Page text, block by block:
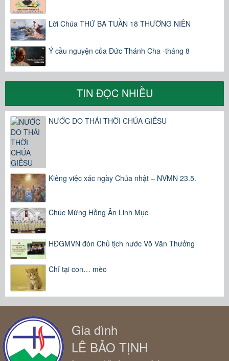
Lời Chúa THỨ BA TUẦN 18 THƯỜNG NIÊN
Ý cầu nguyện của Đức Thánh Cha -tháng 8
TIN ĐỌC NHIỀU
NƯỚC DO THÁI THỜI CHÚA GIÊSU
Kiêng việc xác ngày Chúa nhật – NVMN 23.5.
Chúc Mừng Hồng Ân Linh Mục
HĐGMVN đón Chủ tịch nước Võ Văn Thưởng
Chỉ tại con… mèo
Gia đình
LÊ BẢO TỊNH